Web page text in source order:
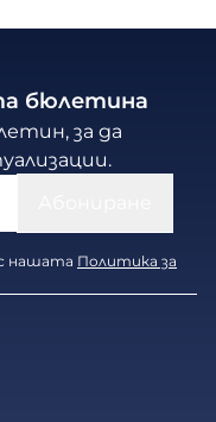
бюлетина
за да
нашата Политика за